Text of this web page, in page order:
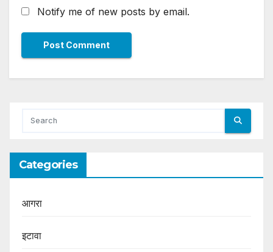
Notify me of new posts by email.
Categories
आगरा
इटावा